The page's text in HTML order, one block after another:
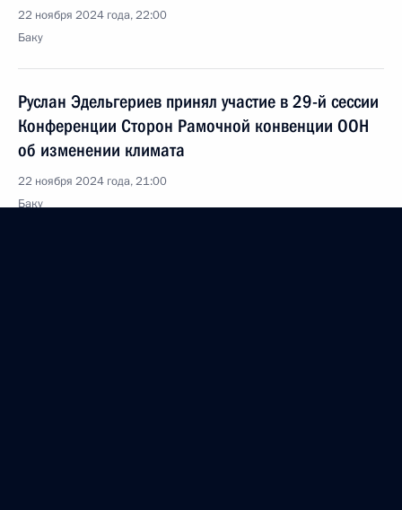
22 ноября 2024 года, 22:00
Баку
Руслан Эдельгериев принял участие в 29-й сессии
Конференции Сторон Рамочной конвенции ООН
об изменении климата
22 ноября 2024 года, 21:00
Баку